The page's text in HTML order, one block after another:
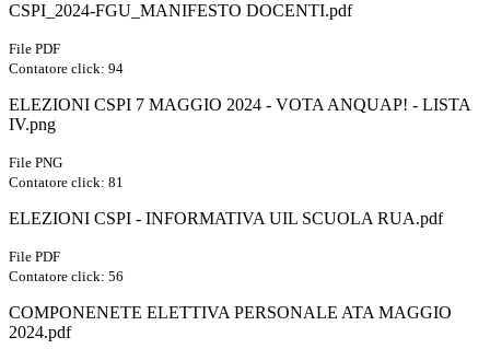
CSPI_2024-FGU_MANIFESTO DOCENTI.pdf
File PDF
Contatore click: 94
ELEZIONI CSPI 7 MAGGIO 2024 - VOTA ANQUAP! - LISTA
IV.png
File PNG
Contatore click: 81
ELEZIONI CSPI - INFORMATIVA UIL SCUOLA RUA.pdf
File PDF
Contatore click: 56
COMPONENETE ELETTIVA PERSONALE ATA MAGGIO
2024.pdf